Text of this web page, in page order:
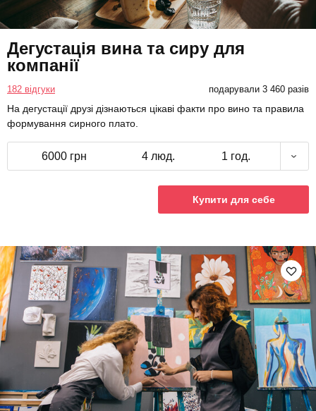
Дегустація вина та сиру для
компанії
182 відгуки подарували 3 460 разів
На дегустації друзі дізнаються цікаві факти про вино та правила
формування сирного плато.
6000 грн 4 люд. 1 год.
Купити для себе